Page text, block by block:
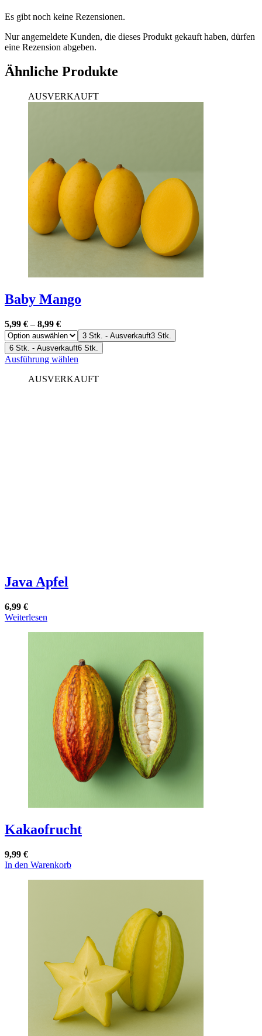
Es gibt noch keine Rezensionen.
Nur angemeldete Kunden, die dieses Produkt gekauft haben, dürfen
eine Rezension abgeben.
Ähnliche Produkte
AUSVERKAUFT
Baby Mango
5,99 € – 8,99 €
3 Stk. - Ausverkauft3 Stk.
6 Stk. - Ausverkauft6 Stk.
Ausführung wählen
weist
AUSVERKAUFT
Java Apfel
6,99 €
Weiterlesen
Kakaofrucht
9,99 €
In den Warenkorb